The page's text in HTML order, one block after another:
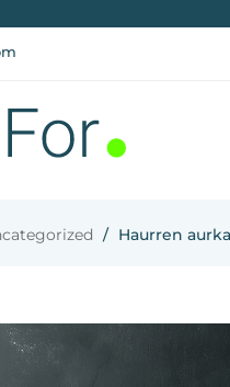
Haurren